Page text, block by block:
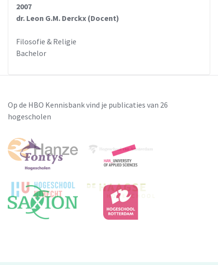
2007
dr. Leon G.M. Derckx (Docent)
Filosofie & Religie
Bachelor
Op de HBO Kennisbank vind je publicaties van 26
hogescholen